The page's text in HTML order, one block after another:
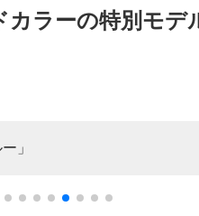
ラーの特別モデ
」